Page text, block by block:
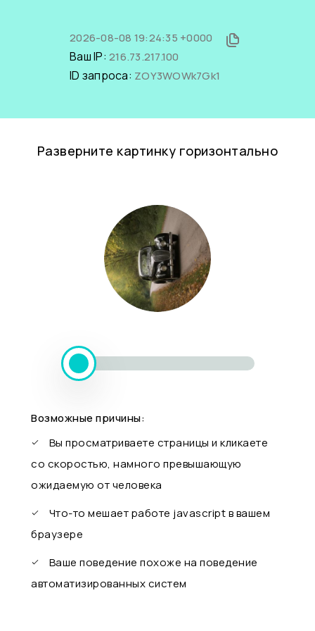
2026-08-08 19:24:35 +0000
Ваш IP: 216.73.217.100
ID запроса: ZOY3WOWk7Gk1
Разверните картинку горизонтально
Возможные причины:
Вы просматриваете страницы и кликаете
со скоростью, намного превышающую
ожидаемую от человека
Что-то мешает работе javascript в вашем
браузере
Ваше поведение похоже на поведение
автоматизированных систем